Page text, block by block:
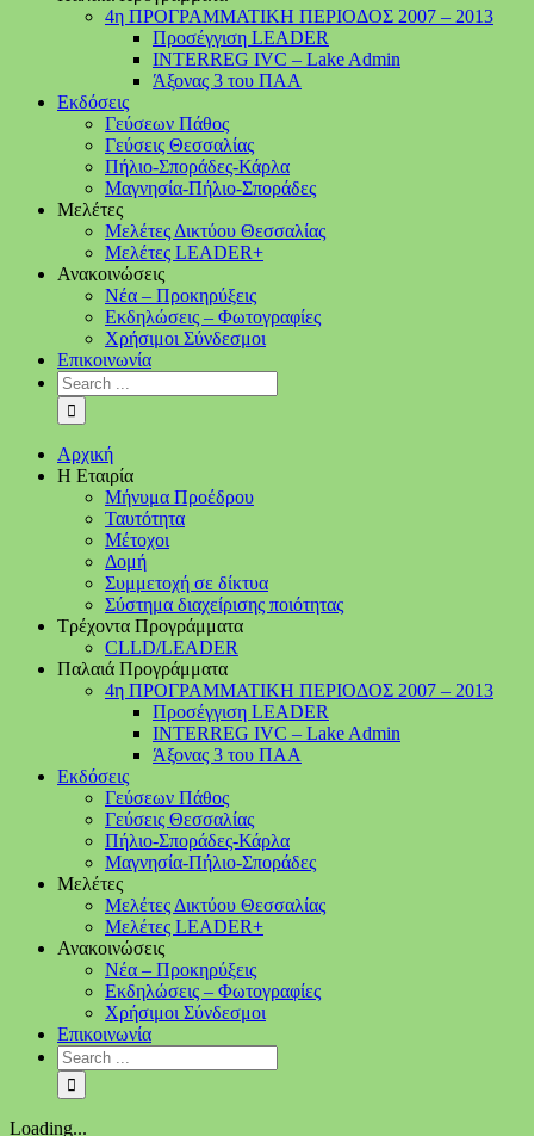
4η ΠΡΟΓΡΑΜΜΑΤΙΚΗ ΠΕΡΙΟΔΟΣ 2007 – 2013
Προσέγγιση LEADER
INTERREG IVC – Lake Admin
Άξονας 3 του ΠΑΑ
Εκδόσεις
Γεύσεων Πάθος
Γεύσεις Θεσσαλίας
Πήλιο-Σποράδες-Κάρλα
Μαγνησία-Πήλιο-Σποράδες
Μελέτες
Μελέτες Δικτύου Θεσσαλίας
Μελέτες LEADER+
Ανακοινώσεις
Νέα – Προκηρύξεις
Εκδηλώσεις – Φωτογραφίες
Χρήσιμοι Σύνδεσμοι
Επικοινωνία
Αρχική
Η Εταιρία
Μήνυμα Προέδρου
Ταυτότητα
Μέτοχοι
Δομή
Συμμετοχή σε δίκτυα
Σύστημα διαχείρισης ποιότητας
Τρέχοντα Προγράμματα
CLLD/LEADER
Παλαιά Προγράμματα
4η ΠΡΟΓΡΑΜΜΑΤΙΚΗ ΠΕΡΙΟΔΟΣ 2007 – 2013
Προσέγγιση LEADER
INTERREG IVC – Lake Admin
Άξονας 3 του ΠΑΑ
Εκδόσεις
Γεύσεων Πάθος
Γεύσεις Θεσσαλίας
Πήλιο-Σποράδες-Κάρλα
Μαγνησία-Πήλιο-Σποράδες
Μελέτες
Μελέτες Δικτύου Θεσσαλίας
Μελέτες LEADER+
Ανακοινώσεις
Νέα – Προκηρύξεις
Εκδηλώσεις – Φωτογραφίες
Χρήσιμοι Σύνδεσμοι
Επικοινωνία
Loading...